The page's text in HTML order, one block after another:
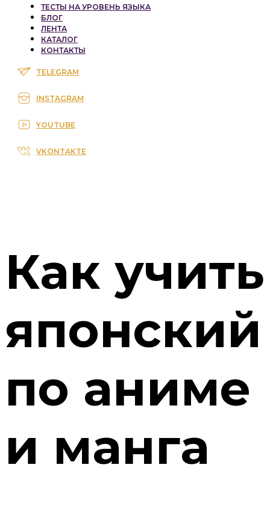
ТЕСТЫ НА УРОВЕНЬ ЯЗЫКА
БЛОГ
ЛЕНТА
КАТАЛОГ
КОНТАКТЫ
TELEGRAM
INSTAGRAM
YOUTUBE
VKONTAKTE
Как учить
японский
по аниме
и манга